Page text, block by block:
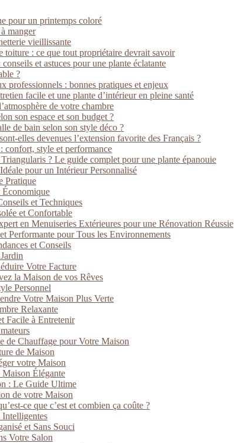
pour un printemps coloré
manger
vieillissante
toiture : ce que tout propriétaire devrait savoir
et astuces pour une plante éclatante
?
professionnels : bonnes pratiques et enjeux
facile et une plante d’intérieur en pleine santé
de votre chambre
son espace et son budget ?
de bain selon son style déco ?
elles devenues l’extension favorite des Français ?
confort, style et performance
? Le guide complet pour une plante épanouie
pour un Intérieur Personnalisé
Pratique
Économique
et Techniques
et Confortable
en Menuiseries Extérieures pour une Rénovation Réussie
Performante pour Tous les Environnements
et Conseils
Votre Facture
la Maison de vos Rêves
Personnel
Votre Maison Plus Verte
Relaxante
Facile à Entretenir
de Chauffage pour Votre Maison
de Maison
votre Maison
Élégante
: Le Guide Ultime
de votre Maison
ce que c’est et combien ça coûte ?
Intelligentes
et Sans Souci
Votre Salon